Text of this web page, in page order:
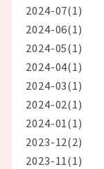
2024-07(1)
2024-06(1)
2024-05(1)
2024-04(1)
2024-03(1)
2024-02(1)
2024-01(1)
2023-12(2)
2023-11(1)